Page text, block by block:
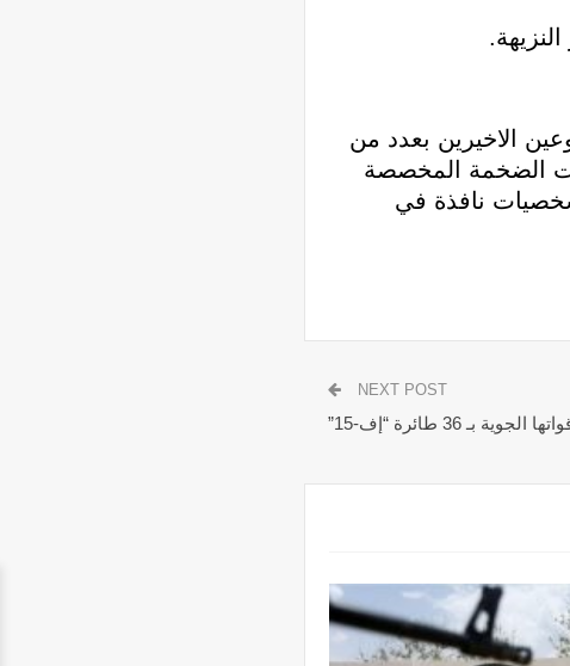
الاخيرين بعدد من
الضخمة المخصصة
نافذة في
NEXT POST
بـ 36 طائرة “إف-15”